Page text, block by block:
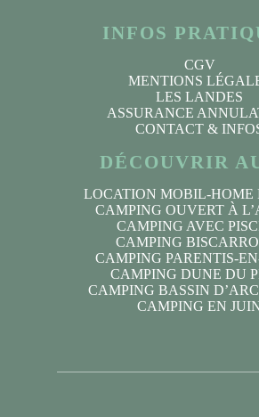
INFOS
CGV
MENTIONS
LES LANDES
ASSURANCE
CONTACT &
DÉCOUVRIR
LOCATION MOBIL-HOME
CAMPING OUVERT À
CAMPING AVEC
CAMPING
CAMPING PARENTIS-
CAMPING DUNE DU
CAMPING BASSIN
CAMPING EN